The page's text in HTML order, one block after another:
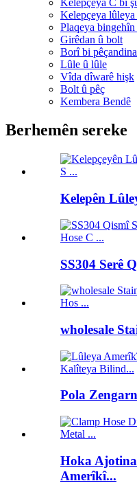
Kelepçeya
Plaqeya
Girêdan û bolt
Borî bi
Lûle û lûle
Vîda dîwarê hişk
Bolt û pêç
Kembera Bendê
Berhemên sereke
Kelepên
SS304 Serê
wholesale
Pola
Hoka
Amerîkî...